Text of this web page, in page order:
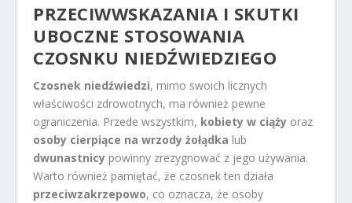
PRZECIWWSKAZANIA I SKUTKI
UBOCZNE STOSOWANIA
CZOSNKU NIEDŹWIEDZIEGO
Czosnek niedźwiedzi, mimo swoich licznych
właściwości zdrowotnych, ma również pewne
ograniczenia. Przede wszystkim, kobiety w ciąży oraz
osoby cierpiące na wrzody żołądka lub
dwunastnicy powinny zrezygnować z jego używania.
Warto również pamiętać, że czosnek ten działa
przeciwzakrzepowo, co oznacza, że osoby